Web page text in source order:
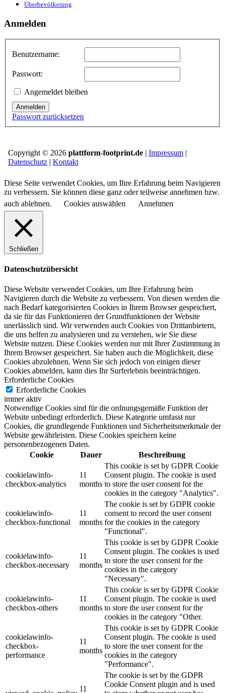
Überbevölkerung
Anmelden
Benutzername:
Passwort:
Angemeldet bleiben
Anmelden
Passwort zurücksetzen
Copyright © 2026 plattform-footprint.de | Impressum |
Datenschutz | Kontakt
Diese Seite verwendet Cookies, um Ihre Erfahrung beim Navigieren
zu verbessern. Sie können diese ganz oder teilweise annehmen bzw.
auch ablehnen.
Cookies auswählen Annehmen
Schließen
Datenschutzübersicht
Diese Website verwendet Cookies, um Ihre Erfahrung beim
Navigieren durch die Website zu verbessern. Von diesen werden die
nach Bedarf kategorisierten Cookies in Ihrem Browser gespeichert,
da sie für das Funktionieren der Grundfunktionen der Website
unerlässlich sind. Wir verwenden auch Cookies von Drittanbietern,
die uns helfen zu analysieren und zu verstehen, wie Sie diese
Website nutzen. Diese Cookies werden nur mit Ihrer Zustimmung in
Ihrem Browser gespeichert. Sie haben auch die Möglichkeit, diese
Cookies abzulehnen. Wenn Sie sich jedoch von einigen dieser
Cookies abmelden, kann dies Ihr Surferlebnis beeinträchtigen.
Erforderliche Cookies
Erforderliche Cookies
immer aktiv
Notwendige Cookies sind für die ordnungsgemäße Funktion der
Website unbedingt erforderlich. Diese Kategorie umfasst nur
Cookies, die grundlegende Funktionen und Sicherheitsmerkmale der
Website gewährleisten. Diese Cookies speichern keine
personenbezogenen Daten.
Cookie
Dauer Beschreibung
cookielawinfo-
checkbox-analytics
11
months
This cookie is set by GDPR Cookie
Consent plugin. The cookie is used
to store the user consent for the
cookies in the category "Analytics".
cookielawinfo-
checkbox-functional
11
months
The cookie is set by GDPR cookie
consent to record the user consent
for the cookies in the category
"Functional".
cookielawinfo-
checkbox-necessary
11
months
This cookie is set by GDPR Cookie
Consent plugin. The cookies is used
to store the user consent for the
cookies in the category
"Necessary".
cookielawinfo-
checkbox-others
11
months
This cookie is set by GDPR Cookie
Consent plugin. The cookie is used
to store the user consent for the
cookies in the category "Other.
cookielawinfo-
checkbox-
performance
11
months
This cookie is set by GDPR Cookie
Consent plugin. The cookie is used
to store the user consent for the
cookies in the category
"Performance".
11
The cookie is set by the GDPR
Cookie Consent plugin and is used